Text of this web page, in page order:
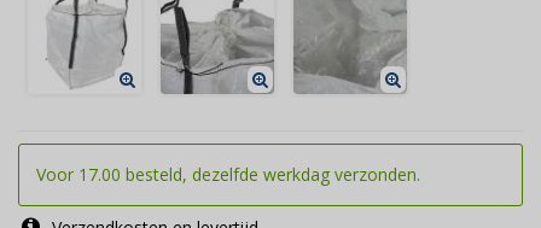
Voor 17.00 besteld, dezelfde werkdag verzonden.